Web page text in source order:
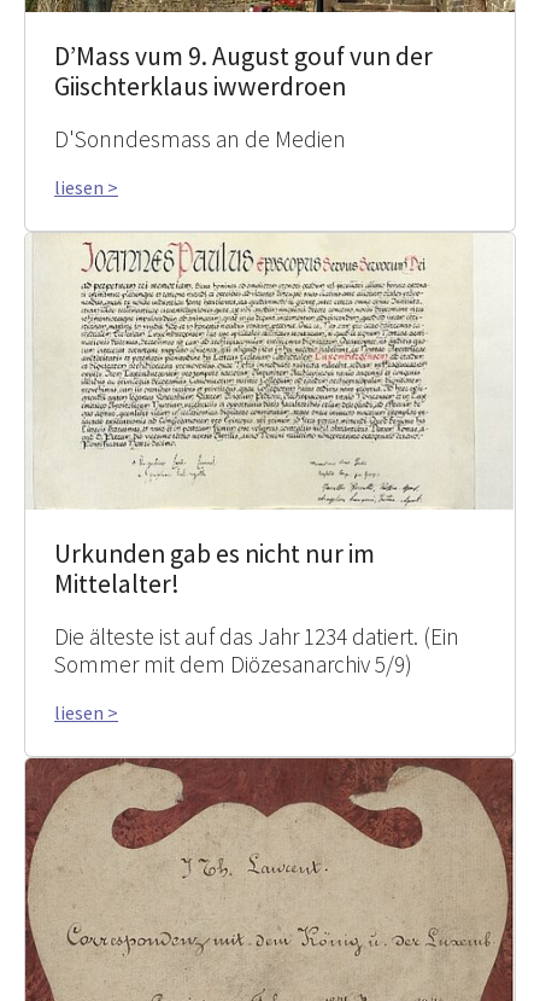
D’Mass vum 9. August gouf vun der
Giischterklaus iwwerdroen
D'Sonndesmass an de Medien
liesen >
Urkunden gab es nicht nur im
Mittelalter!
Die älteste ist auf das Jahr 1234 datiert. (Ein
Sommer mit dem Diözesanarchiv 5/9)
liesen >